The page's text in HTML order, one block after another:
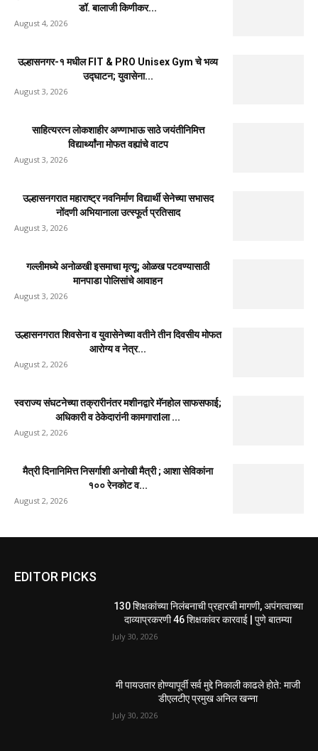
डॉ. बालाजी किणीकर...
August 4, 2026
उल्हासनगर-१ मधील FIT & PRO Unisex Gym चे भव्य
उद्घाटन; युवासेना...
August 3, 2026
साहित्यरत्न लोकशाहीर अण्णाभाऊ साठे जयंतीनिमित्त
विद्यार्थ्यांना मोफत वह्यांचे वाटप
August 3, 2026
उल्हासनगरात महाराष्ट्र नवनिर्माण विद्यार्थी सेनेच्या सभासद
नोंदणी अभियानाला उत्स्फूर्त प्रतिसाद
August 3, 2026
गल्लीमध्ये अनोळखी इसमाचा मृत्यू; ओळख पटवण्यासाठी
मानपाडा पोलिसांचे आवाहन
August 3, 2026
उल्हासनगरात शिवसेना व युवासेनेच्या वतीने तीन दिवसीय मोफत
आरोग्य व नेत्र...
August 2, 2026
स्वराज्य संघटनेच्या तक्रारीनंतर मशीनद्वारे मॅनहोल साफसफाई;
अधिकारी व ठेकेदारांनी कामगाराlला ...
August 2, 2026
मैत्री दिनानिमित्त निसर्गाशी अनोखी मैत्री ; आशा सेविकांना
१०० रेनकोट व...
August 2, 2026
EDITOR PICKS
130 शिक्षकांच्या निलंबनाची प्रहारची मागणी, अपंगत्वाच्या
दाव्याप्रकरणी 46 शिक्षकांवर कारवाई | पुणे बातम्या
July 30, 2026
मी पायउतार होण्यापूर्वी सर्व मुद्दे निकाली काढले होते: माजी
डीएलटीए प्रमुख अनिल खन्ना
July 30, 2026